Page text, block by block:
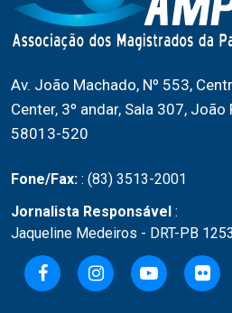
Av. João Machado, Nº 553,
Center, 3º andar, Sala 307, João
58013-520
Fone/Fax: : (83) 3513-2001
Jornalista Responsável :
Jaqueline Medeiros - DRT-PB 1253